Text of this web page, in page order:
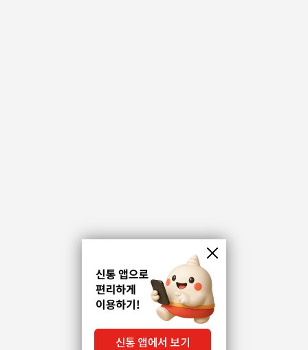
신통 앱에서 보기